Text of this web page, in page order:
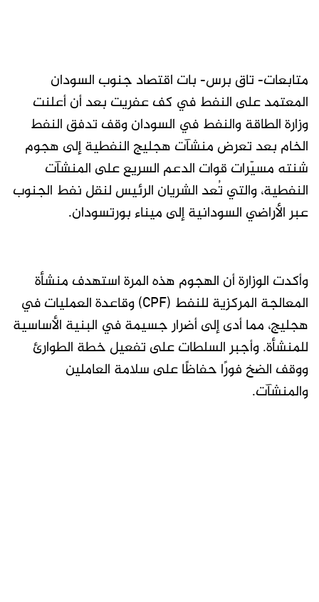
متابعات- تاق برس- بات اقتصاد جنوب السودان
المعتمد على النفط في كف عفريت بعد أن أعلنت
وزارة الطاقة والنفط في السودان وقف تدفق النفط
الخام بعد تعرض منشآت هجليج النفطية إلى هجوم
شنته مسيّرات قوات الدعم السريع على المنشآت
النفطية، والتي تُعد الشريان الرئيس لنقل نفط الجنوب
عبر الأراضي السودانية إلى ميناء بورتسودان.
وأكدت الوزارة أن الهجوم هذه المرة استهدف منشأة
المعالجة المركزية للنفط (CPF) وقاعدة العمليات في
هجليج، مما أدى إلى أضرار جسيمة في البنية الأساسية
للمنشأة. وأجبر السلطات على تفعيل خطة الطوارئ
ووقف الضخ فورًا حفاظًا على سلامة العاملين
والمنشآت.